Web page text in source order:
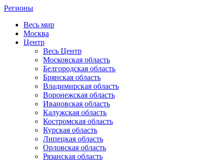
Регионы
Весь мир
Москва
Центр
Весь Центр
Московская область
Белгородская область
Брянская область
Владимирская область
Воронежская область
Ивановская область
Калужская область
Костромская область
Курская область
Липецкая область
Орловская область
Рязанская область